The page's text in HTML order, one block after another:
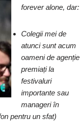
forever alone, dar:
Colegii mei de
atunci sunt acum
oameni de agenție
premiați la
festivaluri
importante sau
manageri în
pentru un sfat)